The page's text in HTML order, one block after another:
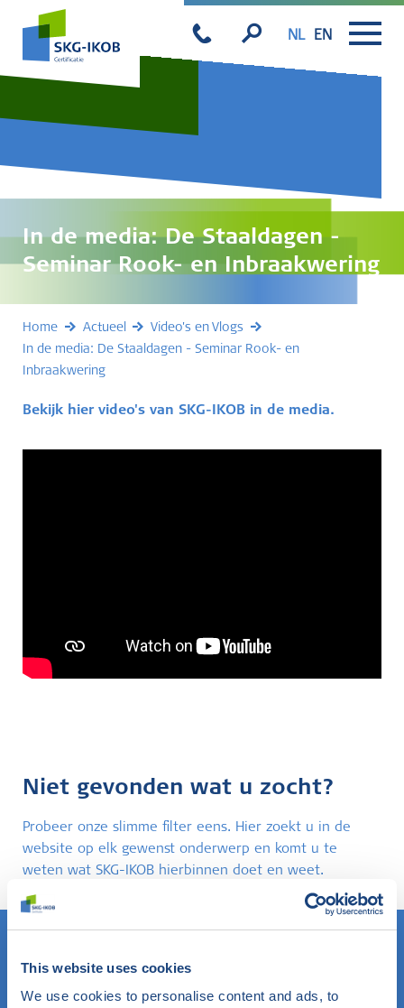
This website uses cookies
We use cookies to personalise content and ads, to
NL EN
In de media: De Staaldagen -
Seminar Rook- en Inbraakwering
Home Actueel
Video's en Vlogs
In de media: De Staaldagen - Seminar Rook- en
Inbraakwering
Bekijk hier video's van SKG-IKOB in de media.
Niet gevonden wat u zocht?
Probeer onze slimme filter eens. Hier zoekt u in de
website op elk gewenst onderwerp en komt u te
weten wat SKG-IKOB hierbinnen doet en weet.